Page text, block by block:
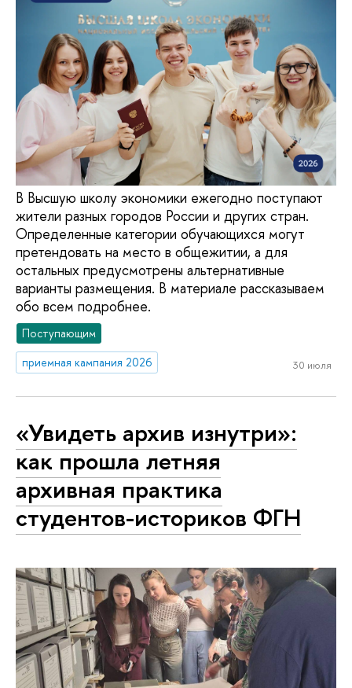
В Высшую школу экономики ежегодно поступают
жители разных городов России и других стран.
Определенные категории обучающихся могут
претендовать на место в общежитии, а для
остальных предусмотрены альтернативные
варианты размещения. В материале рассказываем
обо всем подробнее.
Поступающим
приемная кампания 2026
30 июля
«Увидеть архив изнутри»:
как прошла летняя
архивная практика
студентов-историков ФГН